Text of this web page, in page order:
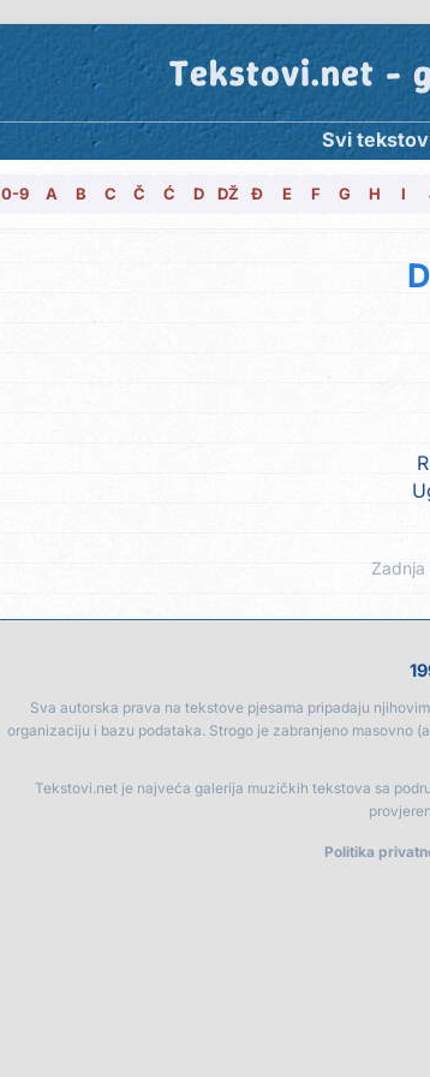
Tekstovi.net -
Svi
0-9 A B C Č Ć D DŽ Đ E F G H I
Sva autorska prava na tekstove pjesama pripadaju
organizaciju i bazu podataka. Strogo je zabranjeno masovno
Tekstovi.net je najveća galerija muzičkih tekstova sa
Politika